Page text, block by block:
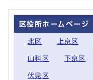
区役所ホームページ
北区 上京区
山科区 下京区
伏見区